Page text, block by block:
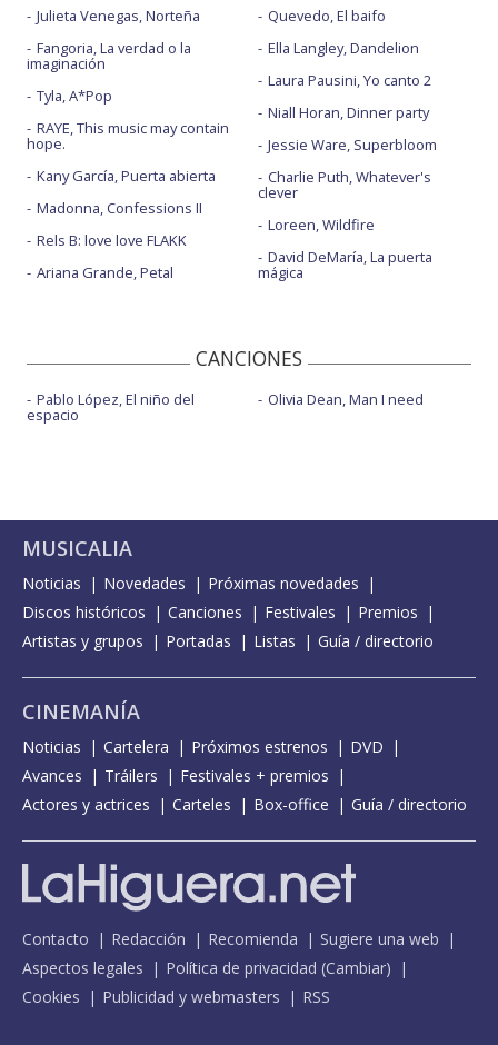
Julieta Venegas, Norteña
Fangoria, La verdad o la
imaginación
Tyla, A*Pop
RAYE, This music may contain
hope.
Kany García, Puerta abierta
Madonna, Confessions II
Rels B: love love FLAKK
Ariana Grande, Petal
Quevedo, El baifo
Ella Langley, Dandelion
Laura Pausini, Yo canto 2
Niall Horan, Dinner party
Jessie Ware, Superbloom
Charlie Puth, Whatever's
clever
Loreen, Wildfire
David DeMaría, La puerta
mágica
CANCIONES
Pablo López, El niño del
espacio
Olivia Dean, Man I need
MUSICALIA
Noticias Novedades
Próximas novedades
Discos históricos
Canciones Festivales
Premios
Artistas y grupos
Portadas Listas Guía / directorio
CINEMANÍA
Noticias Cartelera Próximos estrenos
DVD
Avances
Tráilers
Festivales + premios
Actores y actrices
Carteles Box-office Guía / directorio
Contacto Redacción Recomienda
Sugiere una web
Aspectos legales
Política de privacidad (Cambiar)
Cookies
Publicidad y webmasters RSS